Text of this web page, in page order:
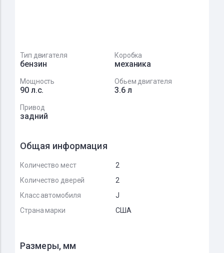
Тип двигателя
бензин
Коробка
механика
Мощность
90 л.с.
Обьем двигателя
3.6 л
Привод
задний
Общая информация
Количество мест
2
Количество дверей
2
Класс автомобиля
J
Страна марки
США
Размеры, мм